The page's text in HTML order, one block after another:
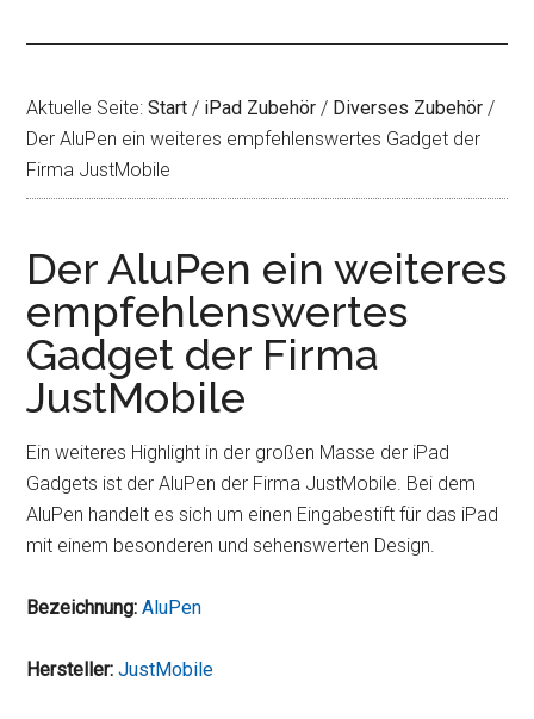
Aktuelle Seite:Start / iPad Zubehör / Diverses Zubehör /
Der AluPen ein weiteres empfehlenswertes Gadget der
Firma JustMobile
Der AluPen ein weiteres
empfehlenswertes
Gadget der Firma
JustMobile
Ein weiteres Highlight in der großen Masse der iPad
Gadgets ist der AluPen der Firma JustMobile. Bei dem
AluPen handelt es sich um einen Eingabestift für das iPad
mit einem besonderen und sehenswerten Design.
Bezeichnung: AluPen
Hersteller: JustMobile